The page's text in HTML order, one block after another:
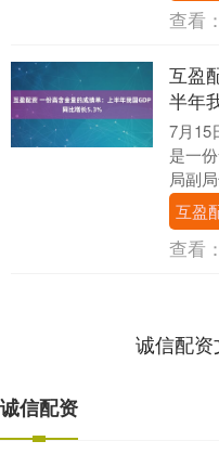
查看：
互盈
半年
7月15
是一
局副
发布
生产总
互盈
查看：
诚信配
诚信配资